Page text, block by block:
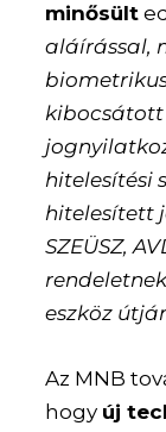
minősült
aláírással,
hitelesítési
hitelesített
SZEÜSZ,
eszköz
Az MNB
hogy új